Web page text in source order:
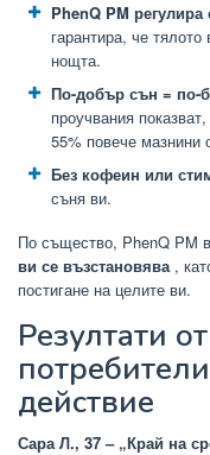
PhenQ PM
гарантира, че
нощта.
По-добър сън = по-
проучвания
55% повече мазнини
Без кофеин или
съня ви.
По същество, PhenQ PM
ви се възстановява ,
постигане на целите ви.
Резултати
действие
Сара Л., 37 – „Край на